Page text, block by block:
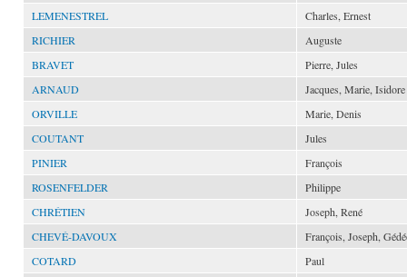
LEMENESTREL
Charles, Ernest
RICHIER
Auguste
BRAVET
Pierre, Jules
ARNAUD
Jacques, Marie, Isidore
ORVILLE
Marie, Denis
COUTANT
Jules
PINIER
François
ROSENFELDER
Philippe
CHRÉTIEN
Joseph, René
CHEVÉ-DAVOUX
François, Joseph,
COTARD
Paul